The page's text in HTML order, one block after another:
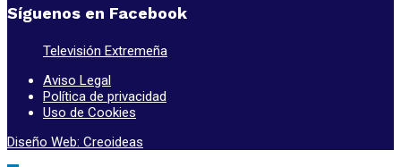
Síguenos en Facebook
Televisión Extremeña
Aviso Legal
Política de privacidad
Uso de Cookies
Diseño Web: Creoideas